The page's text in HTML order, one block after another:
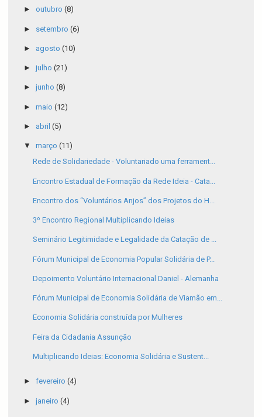
► outubro (8)
► setembro (6)
► agosto (10)
► julho (21)
► junho (8)
► maio (12)
► abril (5)
▼ março (11)
Rede de Solidariedade - Voluntariado uma ferrament...
Encontro Estadual de Formação da Rede Ideia - Cata...
Encontro dos “Voluntários Anjos” dos Projetos do H...
3º Encontro Regional Multiplicando Ideias
Seminário Legitimidade e Legalidade da Catação de ...
Fórum Municipal de Economia Popular Solidária de P...
Depoimento Voluntário Internacional Daniel - Alemanha
Fórum Municipal de Economia Solidária de Viamão em...
Economia Solidária construída por Mulheres
Feira da Cidadania Assunção
Multiplicando Ideias: Economia Solidária e Sustent...
► fevereiro (4)
► janeiro (4)